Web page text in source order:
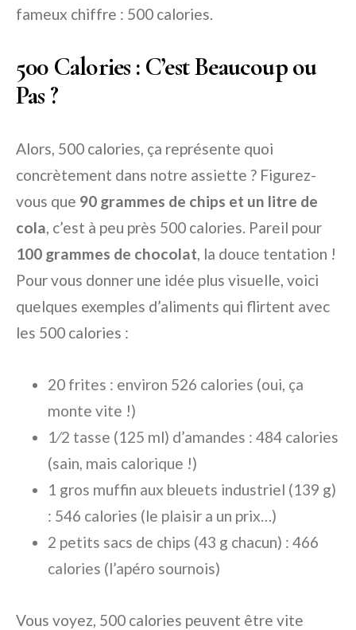
fameux chiffre : 500 calories.
500 Calories : C’est Beaucoup ou
Pas ?
Alors, 500 calories, ça représente quoi
concrètement dans notre assiette ? Figurez-
vous que 90 grammes de chips et un litre de
cola , c’est à peu près 500 calories. Pareil pour
100 grammes de chocolat , la douce tentation !
Pour vous donner une idée plus visuelle, voici
quelques exemples d’aliments qui flirtent avec
les 500 calories :
20 frites : environ 526 calories (oui, ça
monte vite !)
1⁄2 tasse (125 ml) d’amandes : 484 calories
(sain, mais calorique !)
1 gros muffin aux bleuets industriel (139 g)
: 546 calories (le plaisir a un prix…)
2 petits sacs de chips (43 g chacun) : 466
calories (l’apéro sournois)
Vous voyez, 500 calories peuvent être vite